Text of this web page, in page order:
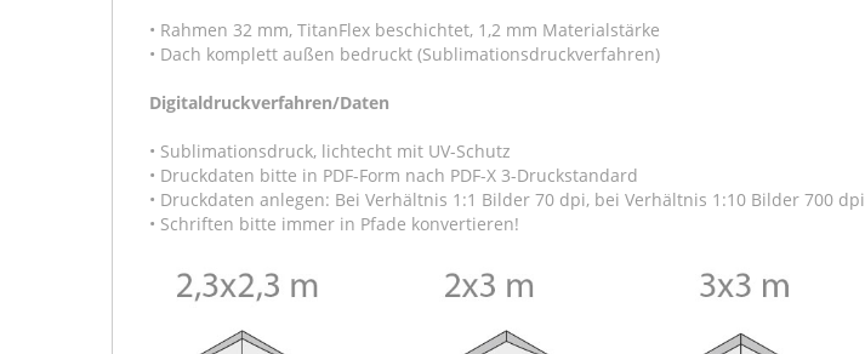
• Rahmen 32 mm, TitanFlex beschichtet, 1,2 mm Materialstärke
• Dach komplett außen bedruckt (Sublimationsdruckverfahren)
Digitaldruckverfahren/Daten
• Sublimationsdruck, lichtecht mit UV-Schutz
• Druckdaten bitte in PDF-Form nach PDF-X 3-Druckstandard
• Druckdaten anlegen: Bei Verhältnis 1:1 Bilder 70 dpi, bei Verhältnis 1:10 Bilder 700 dpi
• Schriften bitte immer in Pfade konvertieren!